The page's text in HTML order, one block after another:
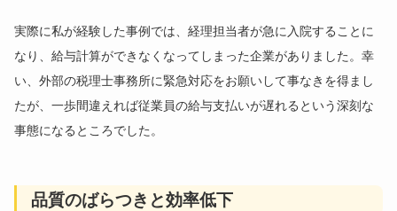
実際に私が経験した事例では、経理担当者が急に入院することに
なり、給与計算ができなくなってしまった企業がありました。幸
い、外部の税理士事務所に緊急対応をお願いして事なきを得まし
たが、一歩間違えれば従業員の給与支払いが遅れるという深刻な
事態になるところでした。
品質のばらつきと効率低下